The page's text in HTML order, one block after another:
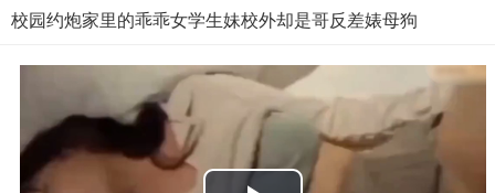
校园约炮家里的乖乖女学生妹校外却是哥反差婊母狗